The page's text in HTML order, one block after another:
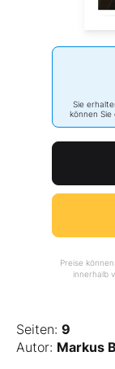
Sie
können Sie
Preise
innerhalb
Seiten: 9
Autor: Markus